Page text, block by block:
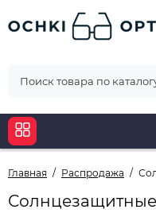
Главная Распродажа